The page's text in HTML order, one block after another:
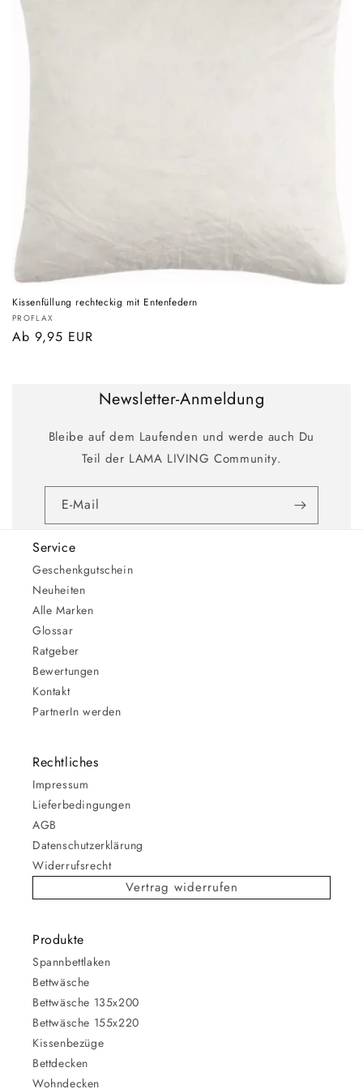
o
Kissenfüllung rechteckig mit Entenfedern
Anbieter:
PROFLAX
Normaler
Ab 9,95 EUR
Newsletter-Anmeldung
Bleibe auf dem Laufenden und werde auch Du
Teil der LAMA LIVING Community.
E-Mail
Service
Geschenkgutschein
Neuheiten
Alle Marken
Glossar
Ratgeber
Bewertungen
Kontakt
PartnerIn werden
Rechtliches
Impressum
Lieferbedingungen
AGB
Datenschutzerklärung
Widerrufsrecht
Vertrag widerrufen
Produkte
Spannbettlaken
Bettwäsche
Bettwäsche 135x200
Bettwäsche 155x220
Kissenbezüge
Bettdecken
Wohndecken